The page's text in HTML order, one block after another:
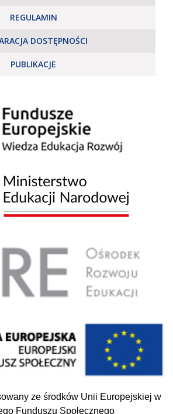
REGULAMIN
DOSTĘPNOŚCI
PUBLIKACJE
ze środków Unii Europejskiej w
Funduszu Społecznego